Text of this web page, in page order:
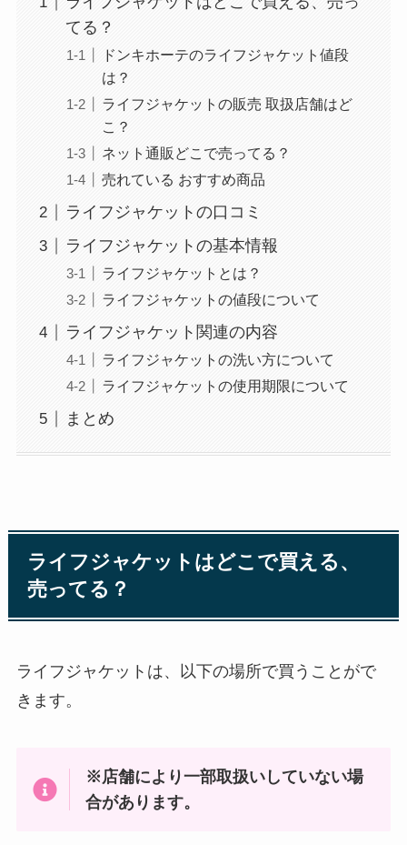
てる？
ドンキホーテのライフジャケット値段
は？
ライフジャケットの販売 取扱店舗はど
こ？
ネット通販どこで売ってる？
売れている おすすめ商品
ライフジャケットの口コミ
ライフジャケットの基本情報
ライフジャケットとは？
ライフジャケットの値段について
ライフジャケット関連の内容
ライフジャケットの洗い方について
ライフジャケットの使用期限について
まとめ
ライフジャケットはどこで買える、
売ってる？
ライフジャケットは、以下の場所で買うことがで
きます。
※店舗により一部取扱いしていない場
合があります。